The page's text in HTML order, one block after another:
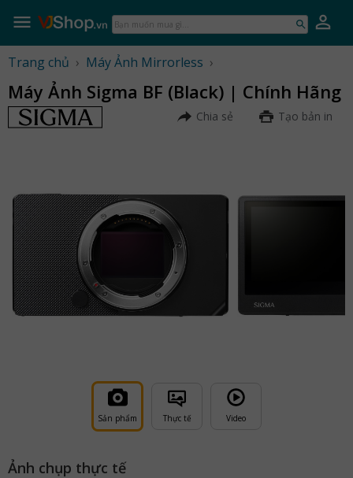
Bạn
muốn
mua
gì...
Trang chủ › Máy Ảnh Mirrorless ›
Máy Ảnh Sigma BF (Black) | Chính Hãng
Chia sẻ Tạo bản in
Sản phẩm Thực tế Video
Ảnh chụp thực tế